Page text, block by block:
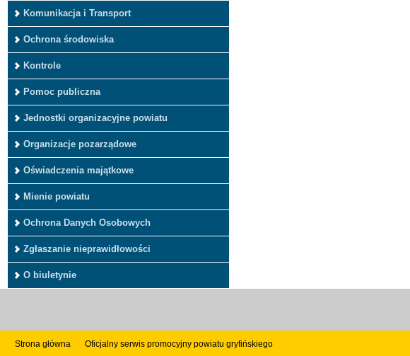
Komunikacja i Transport
Ochrona środowiska
Kontrole
Pomoc publiczna
Jednostki organizacyjne powiatu
Organizacje pozarządowe
Oświadczenia majątkowe
Mienie powiatu
Ochrona Danych Osobowych
Zgłaszanie nieprawidłowości
O biuletynie
Strona główna Oficjalny serwis promocyjny powiatu gryfińskiego